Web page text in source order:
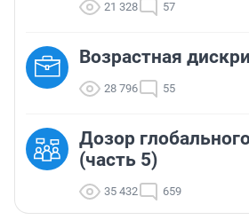
21 328 57
Возрастная
28 796 55
Дозор
(часть 5)
35 432 659